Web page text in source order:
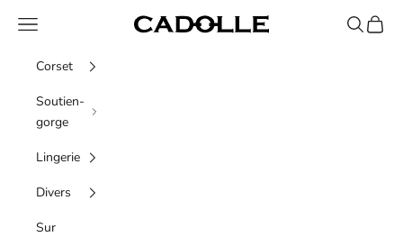
Cadolle
Menu Recherche
Panier
Corset
Soutien-
gorge
Lingerie
Divers
Sur